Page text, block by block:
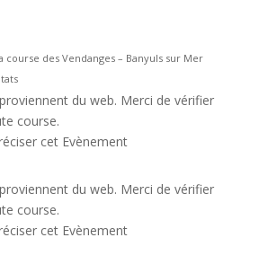
course des Vendanges – Banyuls sur Mer
du web. Merci de vérifier
course.
cet Evènement
du web. Merci de vérifier
course.
cet Evènement